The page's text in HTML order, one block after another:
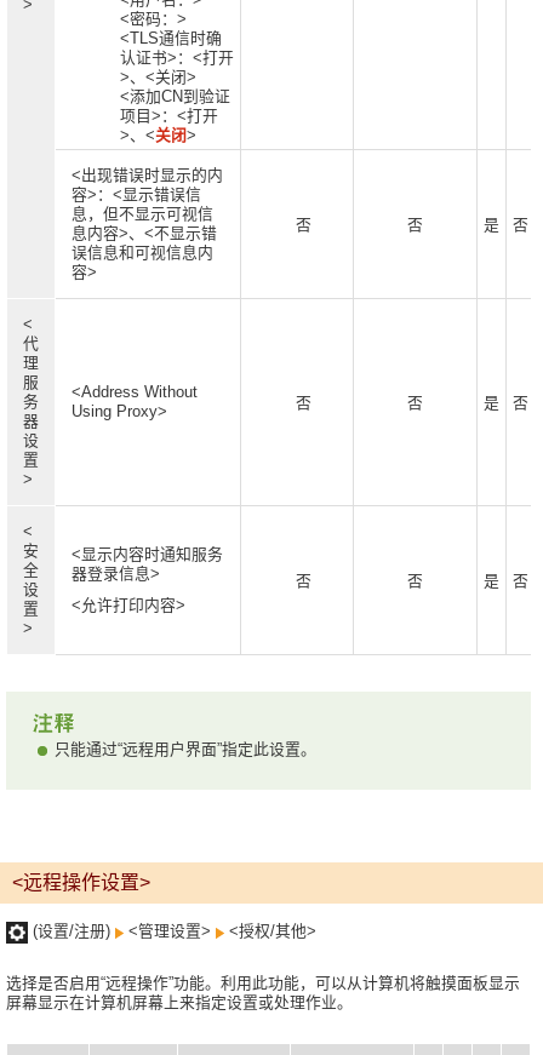
>
<密码：>
<TLS通信时确
认证书>：<打开
>、<关闭>
<添加CN到验证
项目>：<打开
>、<关闭>
<出现错误时显示的内
容>：<显示错误信
息，但不显示可视信
息内容>、<不显示错
误信息和可视信息内
容>
否 否 是 否
<
代
理
服
务
器
设
置
>
<Address Without
Using Proxy>
否 否 是 否
<
安
全
设
置
>
<显示内容时通知服务
器登录信息>
<允许打印内容>
否 否 是 否
只能通过“远程用户界面”指定此设置。
<远程操作设置>
(设置/注册) <管理设置> <授权/其他>
选择是否启用“远程操作”功能。利用此功能，可以从计算机将触摸面板显示
屏幕显示在计算机屏幕上来指定设置或处理作业。